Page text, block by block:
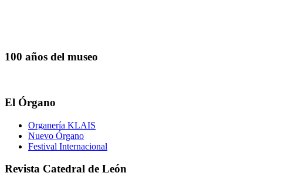
100 años del museo
El Órgano
Organería KLAIS
Nuevo Órgano
Festival Internacional
Revista Catedral de León